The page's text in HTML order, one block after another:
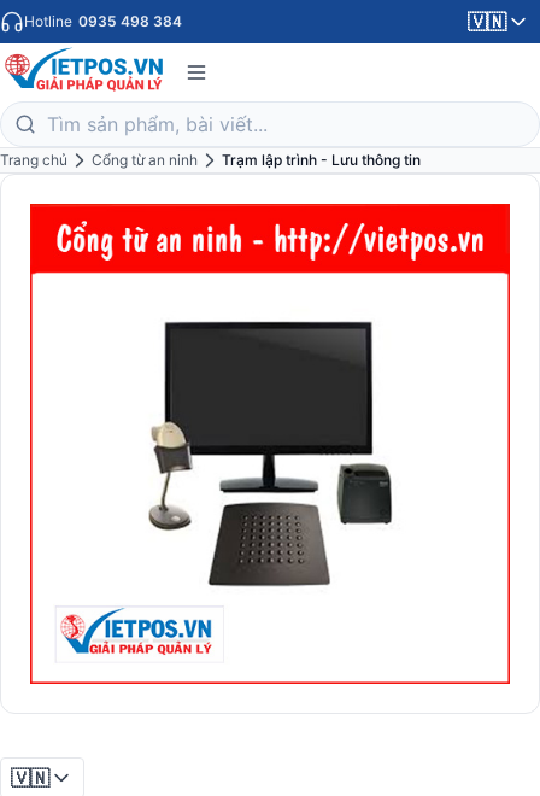
Hotline 0935 498 384 🇻🇳
Trang chủ Cổng từ an ninh Trạm lập trình - Lưu thông tin
🇻🇳